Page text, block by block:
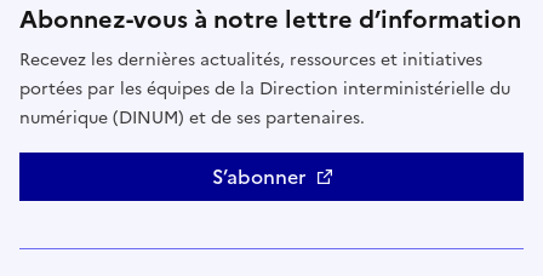
Abonnez-vous à notre lettre d’information
Recevez les dernières actualités, ressources et initiatives
portées par les équipes de la Direction interministérielle du
numérique (DINUM) et de ses partenaires.
S’abonner